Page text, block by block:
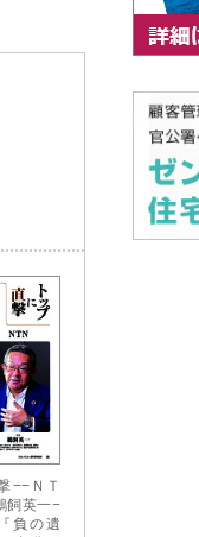
−−ＮＴ
英一−
負の遺